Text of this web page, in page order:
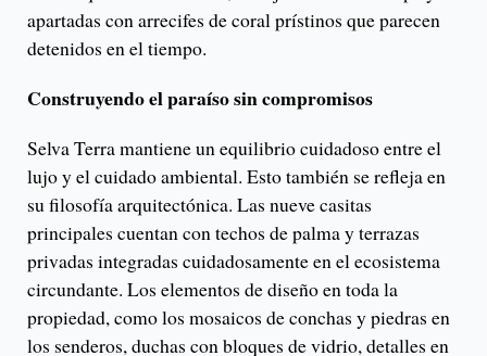
apartadas con arrecifes de coral prístinos que parecen
detenidos en el tiempo.
Construyendo el paraíso sin compromisos
Selva Terra mantiene un equilibrio cuidadoso entre el
lujo y el cuidado ambiental. Esto también se refleja en
su filosofía arquitectónica. Las nueve casitas
principales cuentan con techos de palma y terrazas
privadas integradas cuidadosamente en el ecosistema
circundante. Los elementos de diseño en toda la
propiedad, como los mosaicos de conchas y piedras en
los senderos, duchas con bloques de vidrio, detalles en